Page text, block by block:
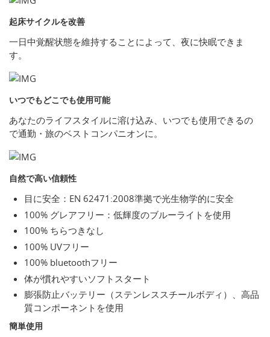
起床サイクルを改善
一日中覚醒状態を維持することによって、夜に快眠できま
す。
いつでもどこでも使用可能
あなたのライフスタイルに溶け込み、いつでも使用できるの
で通勤・旅のベストコンパニオンに。
自然で高い信頼性
目に安全：EN 62471:2008準拠で光生物学的に安全
100% グレアフリー：低輝度のブルーライトを使用
100% ちらつきなし
100% UVフリー
100% bluetoothフリー
体が慣れやすいソフトスタート
膨張防止バッテリー（ステンレススチールボディ）、高品
質コンポーネントを使用
簡単使用